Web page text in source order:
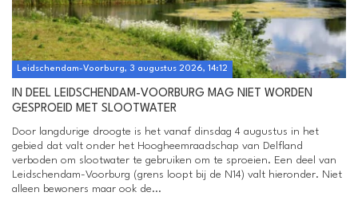
Leidschendam-Voorburg, 3 augustus 2026, 14:12
IN DEEL LEIDSCHENDAM-VOORBURG MAG NIET WORDEN
GESPROEID MET SLOOTWATER
Door langdurige droogte is het vanaf dinsdag 4 augustus in het
gebied dat valt onder het Hoogheemraadschap van Delfland
verboden om slootwater te gebruiken om te sproeien. Een deel van
Leidschendam-Voorburg (grens loopt bij de N14) valt hieronder. Niet
alleen bewoners maar ook de...